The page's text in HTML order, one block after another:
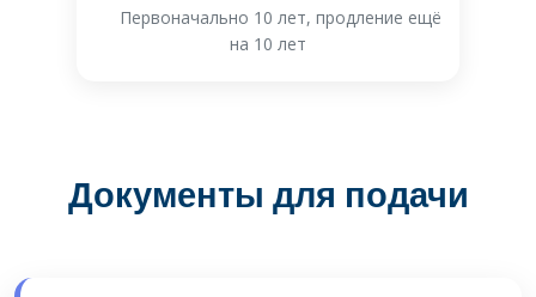
Первоначально 10 лет, продление ещё
на 10 лет
Документы для подачи